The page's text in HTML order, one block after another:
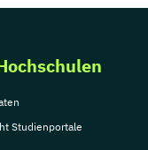
Studienportale